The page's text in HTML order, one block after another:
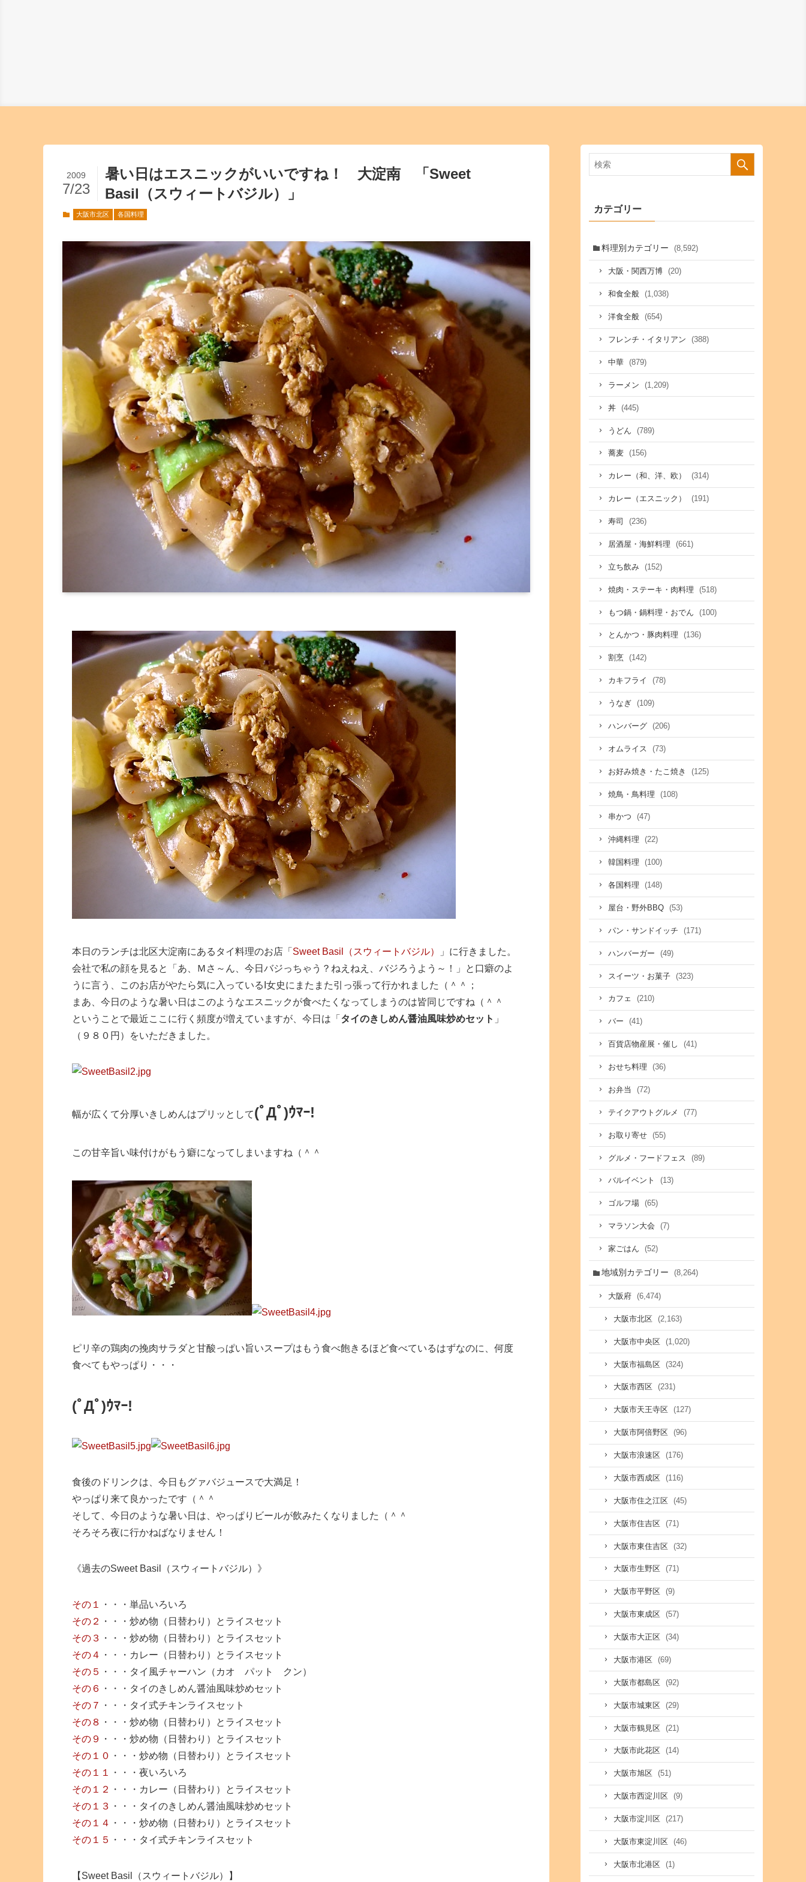
暑い日はエスニックがいいですね！ 大淀南 「Sweet
Basil（スウィートバジル）」
2009
7/23
大阪市北区 各国料理
本日のランチは北区大淀南にあるタイ料理のお店「 Sweet Basil（スウィートバジル）
」に行きました。
会社で私の顔を見ると「あ、Ｍさ～ん、今日バジっちゃう？ねえねえ、バジろうよう～！」と口癖のよ
うに言う、このお店がやたら気に入っているI女史にまたまた引っ張って行かれました（＾＾；
まあ、今日のような暑い日はこのようなエスニックが食べたくなってしまうのは皆同じですね（＾＾
ということで最近ここに行く頻度が増えていますが、今日は「 タイのきしめん醤油風味炒めセット 」
（９８０円）をいただきました。
幅が広くて分厚いきしめんはプリッとして(ﾟДﾟ)ｳﾏｰ!
この甘辛旨い味付けがもう癖になってしまいますね（＾＾
ピリ辛の鶏肉の挽肉サラダと甘酸っぱい旨いスープはもう食べ飽きるほど食べているはずなのに、何度
食べてもやっぱり・・・
(ﾟДﾟ)ｳﾏｰ!
食後のドリンクは、今日もグァバジュースで大満足！
やっぱり来て良かったです（＾＾
そして、今日のような暑い日は、やっぱりビールが飲みたくなりました（＾＾
そろそろ夜に行かねばなりません！
《過去のSweet Basil（スウィートバジル）》
その１
・・・単品いろいろ
その２
・・・炒め物（日替わり）とライスセット
その３ ・・・炒め物（日替わり）とライスセット
その４ ・・・カレー（日替わり）とライスセット
その５
・・・タイ風チャーハン（カオ パット クン）
その６
・・・タイのきしめん醤油風味炒めセット
その７
・・・タイ式チキンライスセット
その８ ・・・炒め物（日替わり）とライスセット
その９
・・・炒め物（日替わり）とライスセット
その１０ ・・・炒め物（日替わり）とライスセット
その１１
・・・夜いろいろ
その１２
・・・カレー（日替わり）とライスセット
その１３ ・・・タイのきしめん醤油風味炒めセット
その１４ ・・・炒め物（日替わり）とライスセット
その１５
・・・タイ式チキンライスセット
【Sweet Basil（スウィートバジル）】
カテゴリー
料理別カテゴリー (8,592)
大阪・関西万博 (20)
和食全般 (1,038)
洋食全般 (654)
フレンチ・イタリアン (388)
中華 (879)
ラーメン (1,209)
丼 (445)
うどん (789)
蕎麦 (156)
カレー（和、洋、欧） (314)
カレー（エスニック） (191)
寿司 (236)
居酒屋・海鮮料理 (661)
立ち飲み (152)
焼肉・ステーキ・肉料理 (518)
もつ鍋・鍋料理・おでん (100)
とんかつ・豚肉料理 (136)
割烹 (142)
カキフライ (78)
うなぎ (109)
ハンバーグ (206)
オムライス (73)
お好み焼き・たこ焼き (125)
焼鳥・鳥料理 (108)
串かつ (47)
沖縄料理 (22)
韓国料理 (100)
各国料理 (148)
屋台・野外BBQ (53)
パン・サンドイッチ (171)
ハンバーガー (49)
スイーツ・お菓子 (323)
カフェ (210)
バー (41)
百貨店物産展・催し (41)
おせち料理 (36)
お弁当 (72)
テイクアウトグルメ (77)
お取り寄せ (55)
グルメ・フードフェス (89)
バルイベント (13)
ゴルフ場 (65)
マラソン大会 (7)
家ごはん (52)
地域別カテゴリー (8,264)
大阪府 (6,474)
大阪市北区 (2,163)
大阪市中央区 (1,020)
大阪市福島区 (324)
大阪市西区 (231)
大阪市天王寺区 (127)
大阪市阿倍野区 (96)
大阪市浪速区 (176)
大阪市西成区 (116)
大阪市住之江区 (45)
大阪市住吉区 (71)
大阪市東住吉区 (32)
大阪市生野区 (71)
大阪市平野区 (9)
大阪市東成区 (57)
大阪市大正区 (34)
大阪市港区 (69)
大阪市都島区 (92)
大阪市城東区 (29)
大阪市鶴見区 (21)
大阪市此花区 (14)
大阪市旭区 (51)
大阪市西淀川区 (9)
大阪市淀川区 (217)
大阪市東淀川区 (46)
大阪市北港区 (1)